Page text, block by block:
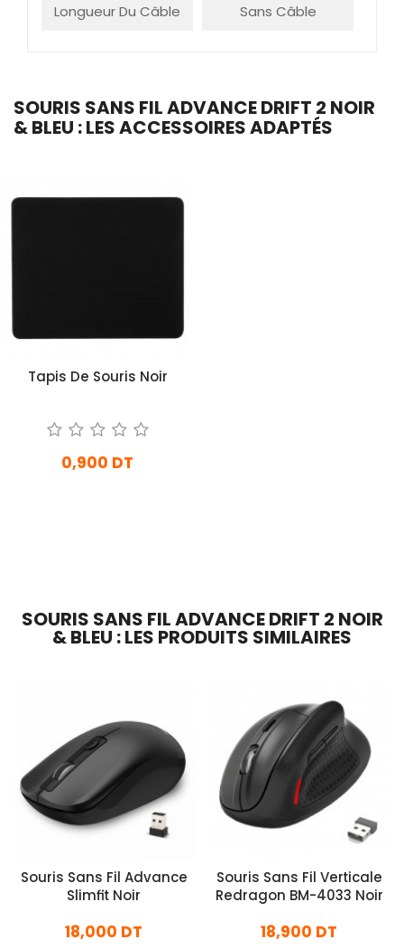
Longueur Du Câble Sans Câble
SOURIS SANS FIL ADVANCE DRIFT 2 NOIR
& BLEU : LES ACCESSOIRES ADAPTÉS
Tapis De Souris Noir
0,900 DT
SOURIS SANS FIL ADVANCE DRIFT 2 NOIR
& BLEU : LES PRODUITS SIMILAIRES
Souris Sans Fil Advance
Slimfit Noir
18,000 DT
Souris Sans Fil Verticale
Redragon BM-4033 Noir
18,900 DT